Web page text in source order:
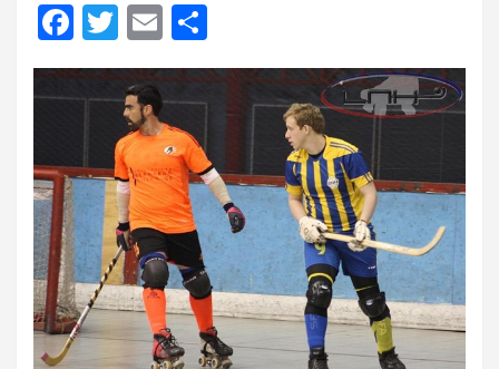
F
a
ce
o
o
k
T
wi
tt
er
E
m
ail
o
ar
tir